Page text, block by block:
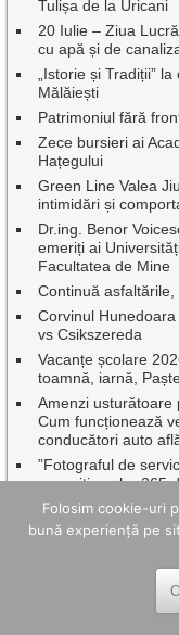
Tulișa de la Uricani
20 Iulie – Ziua
cu apă și de
„Istorie și Tradiții”
Mălăiești
Patrimoniul fără
Zece bursieri ai
Hațegului
Green Line Valea
intimidări și
Dr.ing. Benor
emeriți ai
Facultatea de Mine
Continuă
Corvinul
vs Csikszereda
Vacanțe școlare
toamnă, iarnă,
Amenzi usturătoare
Cum funcționează
conducători auto
”Fotograful de
expoziția celor 365
Luni, 20 iulie 2026
Hramul Schitului
Premii oferite de
Bacalaureatului
Folosim cookie-uri
bună experiență pe